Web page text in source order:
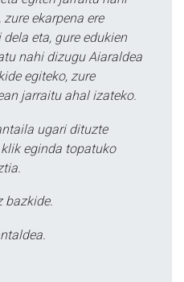
ekarpena ere
eta, gure edukien
nahi dizugu Aiaraldea
egiteko, zure
jarraitu ahal izateko.
ugari dituzte
eginda topatuko
bazkide.